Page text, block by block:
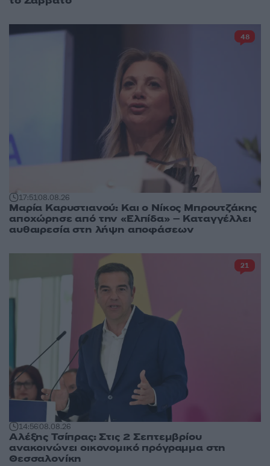
17:5108.08.26
Μαρία Καρυστιανού: Και ο Νίκος Μπρουτζάκης
αποχώρησε από την «Ελπίδα» – Καταγγέλλει
αυθαιρεσία στη λήψη αποφάσεων
48
14:5608.08.26
Αλέξης Τσίπρας: Στις 2 Σεπτεμβρίου
ανακοινώνει οικονομικό πρόγραμμα στη
Θεσσαλονίκη
21